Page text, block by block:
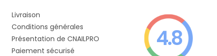
Livraison
Conditions générales
Présentation de CNAILPRO
Paiement sécurisé
4.8